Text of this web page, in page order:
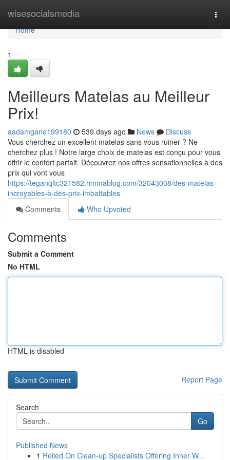
wisesocialsmedia
Home
Home
1
Meilleurs Matelas au Meilleur
Prix!
aadamgane199180 539 days ago News
Discuss
Vous cherchez un excellent matelas sans vous ruiner ? Ne
cherchez plus ! Notre large choix de matelas est conçu pour vous
offrir le confort parfait. Découvrez nos offres sensationnelles à des
prix qui vont vous
https://teganqltc321582.rimmablog.com/32043008/des-matelas-
incroyables-à-des-prix-imbattables
Comments
Who Upvoted
Comments
Submit a Comment
No HTML
HTML is disabled
Report Page
Search
Go
Published News
1 Relied On Clean-up Specialists Offering Inner W...